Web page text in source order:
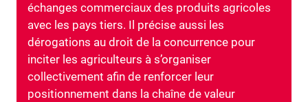
échanges commerciaux des produits agricoles
avec les pays tiers. Il précise aussi les
dérogations au droit de la concurrence pour
inciter les agriculteurs à s’organiser
collectivement afin de renforcer leur
positionnement dans la chaîne de valeur